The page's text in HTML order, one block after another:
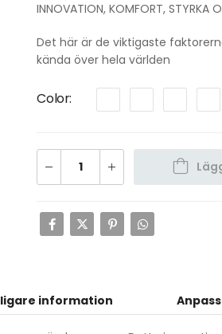
INNOVATION, KOMFORT, STYRKA
Det här är de viktigaste
kända över hela världen
Color
information